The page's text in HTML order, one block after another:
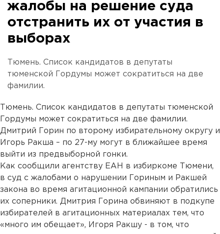
жалобы на решение суда
отстранить их от участия в
выборах
Тюмень. Список кандидатов в депутаты
тюменской Гордумы может сократиться на две
фамилии.
Тюмень. Список кандидатов в депутаты тюменской
Гордумы может сократиться на две фамилии.
Дмитрий Горин по второму избирательному округу и
Игорь Ракша – по 27-му могут в ближайшее время
выйти из предвыборной гонки.
Как сообщили агентству ЕАН в избиркоме Тюмени,
в суд с жалобами о нарушении Гориным и Ракшей
закона во время агитационной кампании обратились
их соперники. Дмитрия Горина обвиняют в подкупе
избирателей в агитационных материалах тем, что
«много им обещает», Игоря Ракшу - в том, что